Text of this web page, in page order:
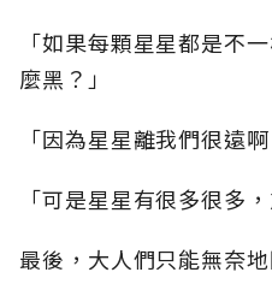
「如果每顆星星都是不
麼黑？」
「因為星星離我們很遠啊
「可是星星有很多很多
最後，大人們只能無奈地